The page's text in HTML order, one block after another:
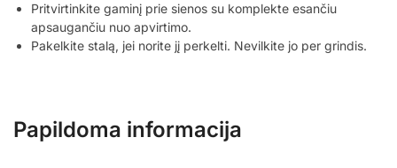
Pritvirtinkite gaminį prie sienos su komplekte esančiu
apsaugančiu nuo apvirtimo.
Pakelkite stalą, jei norite jį perkelti. Nevilkite jo per grindis.
Papildoma informacija